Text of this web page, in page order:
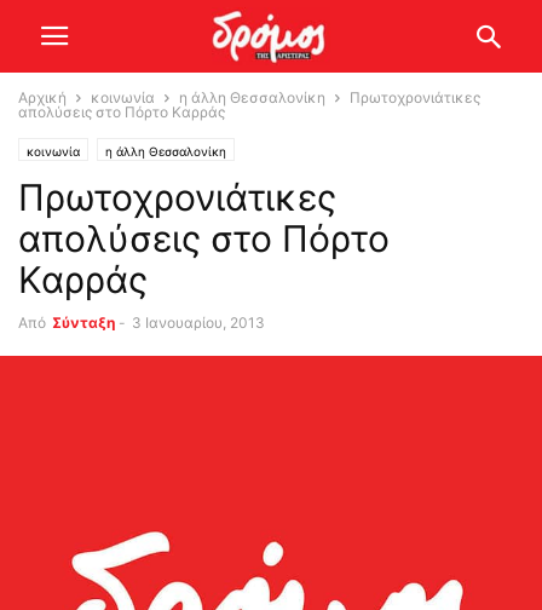
Αρχική κοινωνία η άλλη Θεσσαλονίκη
Πρωτοχρονιάτικες
απολύσεις στο Πόρτο Καρράς
κοινωνία η άλλη Θεσσαλονίκη
Πρωτοχρονιάτικες
απολύσεις στο Πόρτο
Καρράς
Από Σύνταξη - 3 Ιανουαρίου, 2013